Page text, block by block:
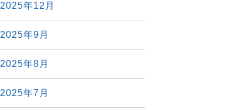
2025年12月
2025年9月
2025年8月
2025年7月